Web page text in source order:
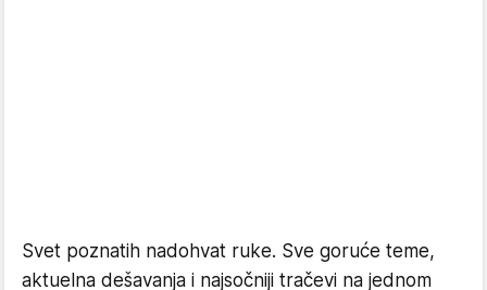
Svet poznatih nadohvat ruke. Sve goruće teme,
aktuelna dešavanja i najsočniji tračevi na jednom